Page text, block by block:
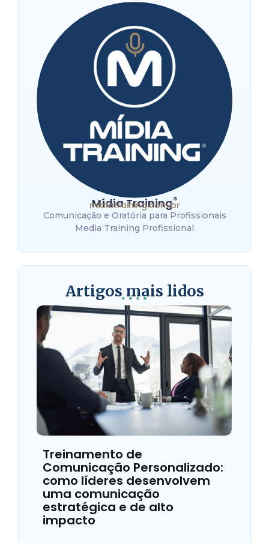
Mídia Training®
midiatraining.com.br
Comunicação e Oratória para Profissionais
Media Training Profissional
Artigos mais lidos
Treinamento de
Comunicação Personalizado:
como líderes desenvolvem
uma comunicação
estratégica e de alto
impacto